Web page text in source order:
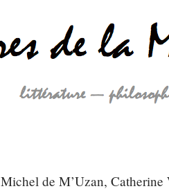
Michel de M’Uzan,